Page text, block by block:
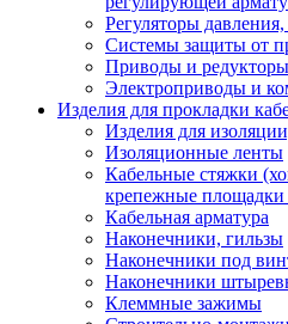
Регуляторы
Системы защиты от
Приводы и
Электроприводы и
Изделия для прокладки
Изделия для
Изоляционные ленты
Кабельные стяжки
крепежные
Кабельная арматура
Наконечники, гильзы
Наконечники под
Наконечники
Клеммные зажимы